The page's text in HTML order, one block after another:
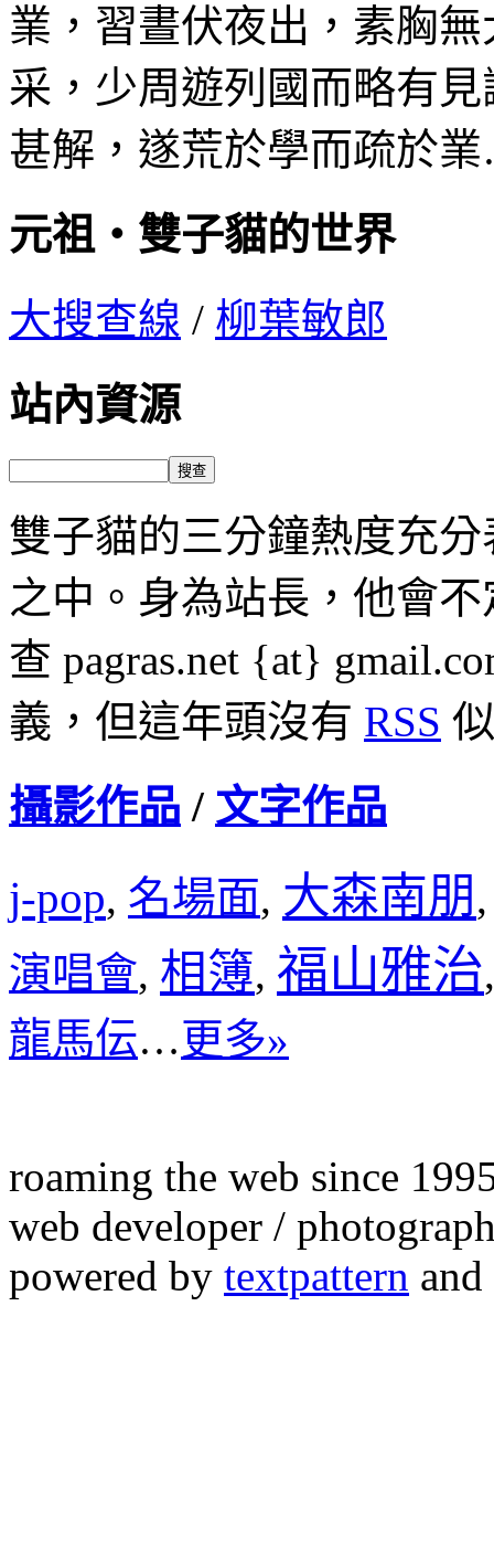
業，習晝伏夜出，素胸
采，少周遊列國而略有
甚解，遂荒於學而疏於
元祖‧雙子貓的世界
大搜查線 / 柳葉敏郎
站內資源
雙子貓的三分鐘熱度充
之中。身為站長，他會
查 pagras.net {at}
義，但這年頭沒有 RSS
攝影作品 / 文字作品
j-pop, 名場面, 大森南朋
演唱會, 相簿, 福山雅治
龍馬伝…更多»
roaming the web since
web developer /
powered by textpattern